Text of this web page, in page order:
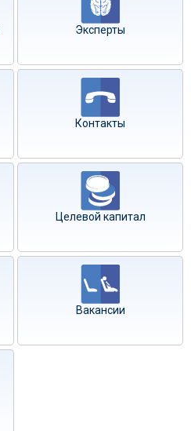
Эксперты
Контакты
Целевой капитал
Вакансии